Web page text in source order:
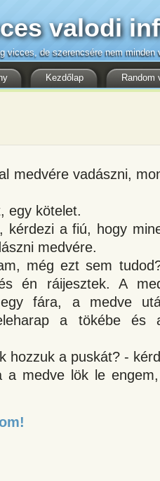
Kezdőlap Random
valodi
vicces, de szerencsére nem minden
medvére vadászni,
egy kötelet.
kérdezi a fiú, hogy
medvére.
még ezt sem
én ráijesztek. A
egy fára, a medve
a tökébe és
hozzuk a puskát? -
medve lök le